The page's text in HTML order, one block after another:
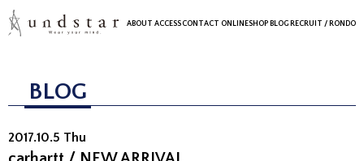
ABOUT ACCESSCONTACT ONLINESHOP BLOG RECRUIT / RONDO
BLOG
2017.10.5 Thu